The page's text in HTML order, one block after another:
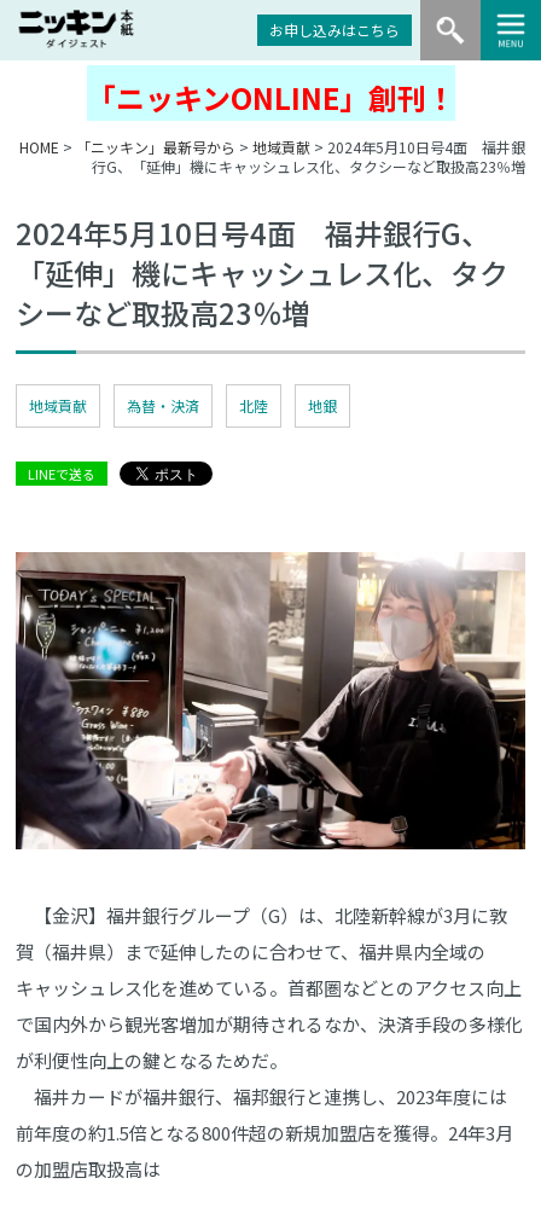
お申し込みはこちら
「ニッキンONLINE」創刊！
HOME > 「ニッキン」最新号から > 地域貢献> 2024年5月10日号4面 福井銀
行G、「延伸」機にキャッシュレス化、タクシーなど取扱高23％増
2024年5月10日号4面 福井銀行G、
「延伸」機にキャッシュレス化、タク
シーなど取扱高23％増
地域貢献 為替・決済 北陸 地銀
LINEで送る
【金沢】福井銀行グループ（G）は、北陸新幹線が3月に敦
賀（福井県）まで延伸したのに合わせて、福井県内全域の
キャッシュレス化を進めている。首都圏などとのアクセス向上
で国内外から観光客増加が期待されるなか、決済手段の多様化
が利便性向上の鍵となるためだ。
福井カードが福井銀行、福邦銀行と連携し、2023年度には
前年度の約1.5倍となる800件超の新規加盟店を獲得。24年3月
の加盟店取扱高は